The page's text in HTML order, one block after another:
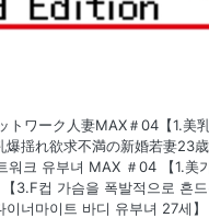
ワーク人妻MAX＃04【1.美
揺れ欲求不満の新婚若妻23
워크 유부녀 MAX ＃04 【1.
3.F컵 가슴을 폭발적으로 흔
너마이트 바디 유부녀 27세】